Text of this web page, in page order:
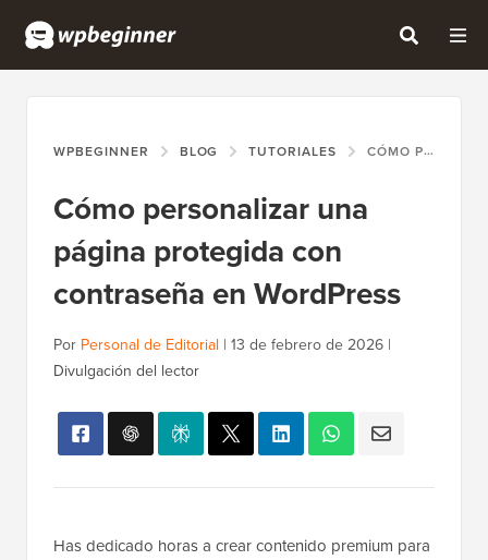
WPBEGINNER BLOG TUTORIALES CÓMO PERSONALIZAR UNA PÁGINA PROTEGIDA CON CONTRASEÑA EN WORDPRESS
Cómo personalizar una
página protegida con
contraseña en WordPress
Por Personal de Editorial | 13 de febrero de 2026 |
Divulgación del lector
Has dedicado horas a crear contenido premium para